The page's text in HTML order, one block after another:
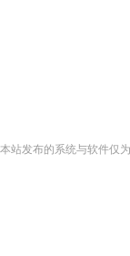
本站发布的系统与软件仅